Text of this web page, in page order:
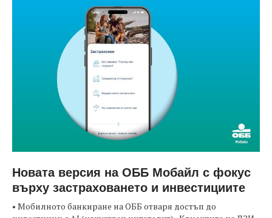
Новата версия на ОББ Мобайл с фокус
върху застраховането и инвестициите
• Мобилното банкиране на ОББ отваря достъп до